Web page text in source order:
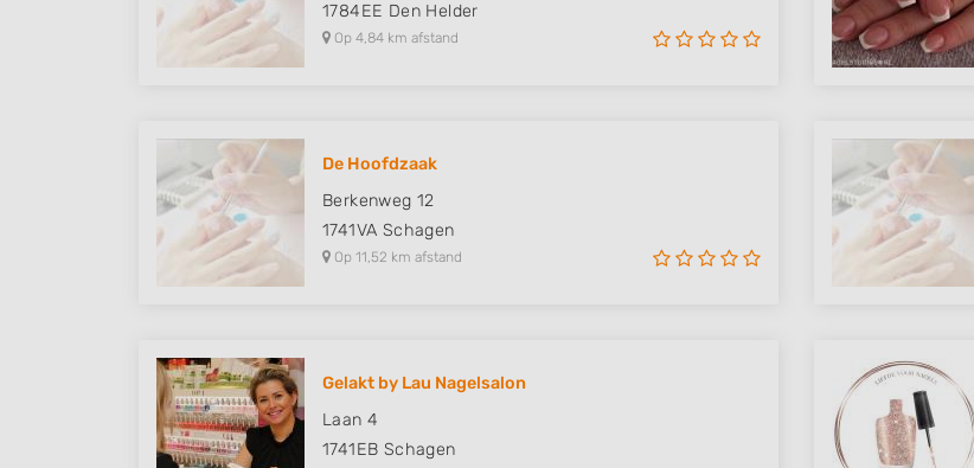
1784EE Den Helder
Op 4,84 km afstand
De Hoofdzaak
Berkenweg 12
1741VA Schagen
Op 11,52 km afstand
Gelakt by Lau Nagelsalon
Laan 4
1741EB Schagen